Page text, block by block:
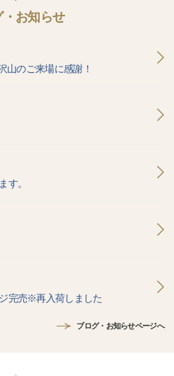
・お知らせ
山のご来場に感謝！
す。
完売※再入荷しました
ブログ・お知らせページへ